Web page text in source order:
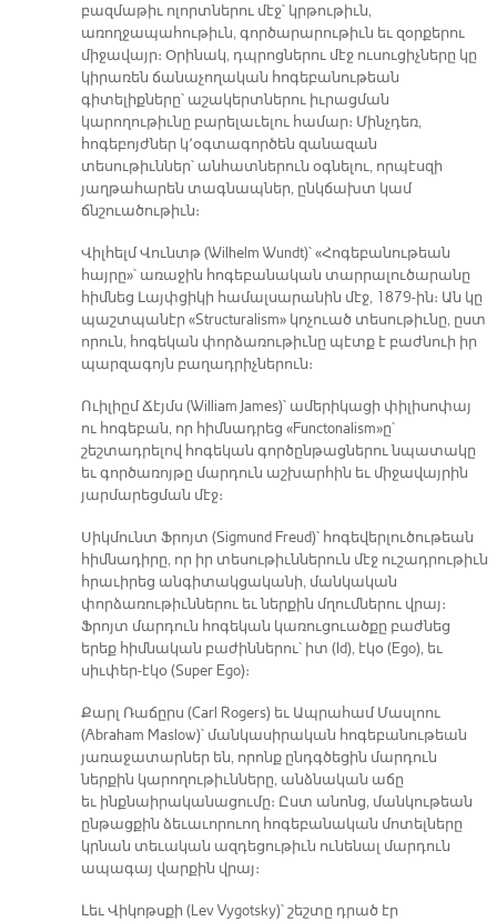
բազմաթիւ ոլորտներու մէջ՝ կրթութիւն,
առողջապահութիւն, գործարարութիւն եւ զօրքերու
միջավայր։ Օրինակ, դպրոցներու մէջ ուսուցիչները կը
կիրառեն ճանաչողական հոգեբանութեան
գիտելիքները՝ աշակերտներու իւրացման
կարողութիւնը բարելաւելու համար։ Մինչդեռ,
հոգեբոյժներ կ՚օգտագործեն զանազան
տեսութիւններ՝ անհատներուն օգնելու, որպէսզի
յաղթահարեն տագնապներ, ընկճախտ կամ
ճնշուածութիւն։
Վիլհելմ Վունտթ (Wilhelm Wundt)՝ «Հոգեբանութեան
հայրը»՝ առաջին հոգեբանական տարրալուծարանը
հիմնեց Լայփցիկի համալսարանին մէջ, 1879-ին։ Ան կը
պաշտպանէր «Structuralism» կոչուած տեսութիւնը, ըստ
որուն, հոգեկան փորձառութիւնը պէտք է բաժնուի իր
պարզագոյն բաղադրիչներուն։
Ուիլիըմ Ճէյմս (William James)՝ ամերիկացի փիլիսոփայ
ու հոգեբան, որ հիմնադրեց «Functonalism»ը՝
շեշտադրելով հոգեկան գործընթացներու նպատակը
եւ գործառոյթը մարդուն աշխարհին եւ միջավայրին
յարմարեցման մէջ։
Սիկմունտ Ֆրոյտ (Sigmund Freud)՝ հոգեվերլուծութեան
հիմնադիրը, որ իր տեսութիւններուն մէջ ուշադրութիւն
հրաւիրեց անգիտակցականի, մանկական
փորձառութիւններու եւ ներքին մղումներու վրայ։
Ֆրոյտ մարդուն հոգեկան կառուցուածքը բաժնեց
երեք հիմնական բաժիններու՝ իտ (Id), էկօ (Ego), եւ
սիւփեր-էկօ (Super Ego)։
Քարլ Ռաճըրս (Carl Rogers) եւ Ապրահամ Մասլոու
(Abraham Maslow)՝ մանկասիրական հոգեբանութեան
յառաջատարներ են, որոնք ընդգծեցին մարդուն
ներքին կարողութիւնները, անձնական աճը
եւ ինքնաիրականացումը։ Ըստ անոնց, մանկութեան
ընթացքին ձեւաւորուող հոգեբանական մոտելները
կրնան տեւական ազդեցութիւն ունենալ մարդուն
ապագայ վարքին վրայ։
Լեւ Վիկոթսքի (Lev Vygotsky)՝ շեշտը դրած էր